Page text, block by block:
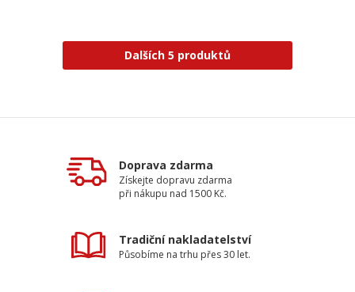
Dalších 5 produktů
Doprava zdarma
Získejte dopravu zdarma
při nákupu nad 1500 Kč.
Tradiční nakladatelství
Působíme na trhu přes 30 let.